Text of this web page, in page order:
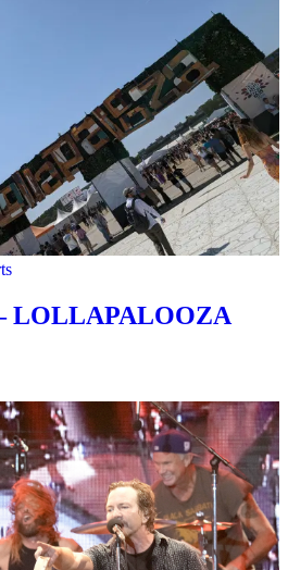
LOLLAPALOOZA